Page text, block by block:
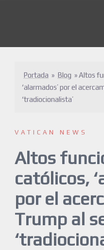
Portada » Blog »Altos
‘alarmados’ por el
‘tradiocionalista’
VATICAN NEWS
Altos
católicos,
por el
Trump al